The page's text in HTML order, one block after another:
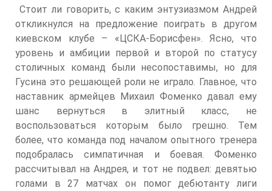
Стоит ли говорить, с каким энтузиазмом Андрей
откликнулся на предложение поиграть в другом
киевском клубе – «ЦСКА-Борисфен». Ясно, что
уровень и амбиции первой и второй по статусу
столичных команд были несопоставимы, но для
Гусина это решающей роли не играло. Главное, что
наставник армейцев Михаил Фоменко давал ему
шанс вернуться в элитный класс, не
воспользоваться которым было грешно. Тем
более, что команда под началом опытного тренера
подобралась симпатичная и боевая. Фоменко
рассчитывал на Андрея, и тот не подвел: девятью
голами в 27 матчах он помог дебютанту лиги